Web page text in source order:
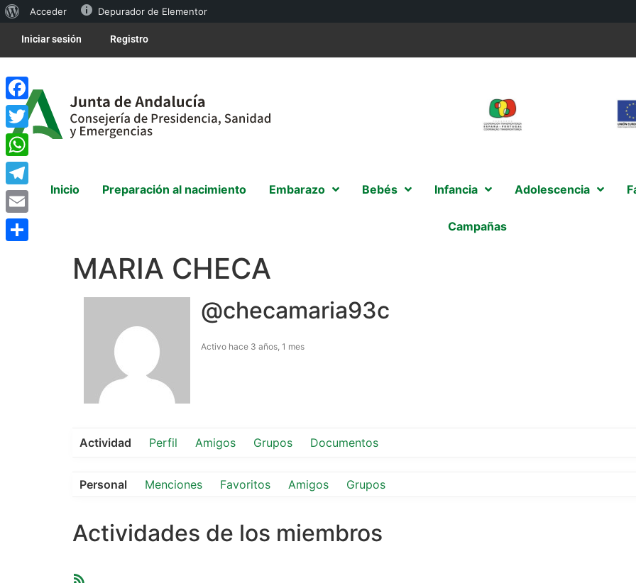
Acceder Depurador de Elementor
Iniciar sesión Registro
Inicio Preparación al nacimiento Embarazo Bebés Infancia Adolescencia
Campañas
MARIA CHECA
@checamaria93c
Activo hace 3 años, 1 mes
Actividad Perfil Amigos Grupos Documentos
Personal Menciones Favoritos Amigos Grupos
Actividades de los miembros
Facebook
Twitter
WhatsApp
Telegram
Email